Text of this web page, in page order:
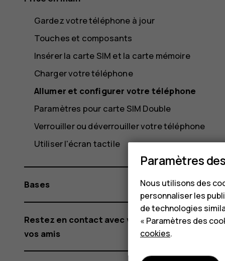
Gardez votre téléphone à jour
Touches et composants
Insérer la carte SIM et la carte mémoire
Charger votre téléphone
Allumer et configurer votre téléphone
Paramètres pour carte SIM Double
Verrouiller ou déverrouiller votre téléphone
Utiliser l'écran tactile
Bases
Restez en contact avec votre famille et
vos amis
Paramètres
Nous utilisons des
personnaliser les
de technologies
« Paramètres des
cookies.